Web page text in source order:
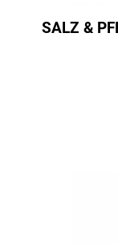
SALZ &